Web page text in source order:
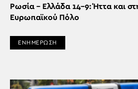
Ρωσία – Ελλάδα 14-9: Ήττα και
Ευρωπαϊκού Πόλο
ΕΝΗΜΕΡΩΣΗ